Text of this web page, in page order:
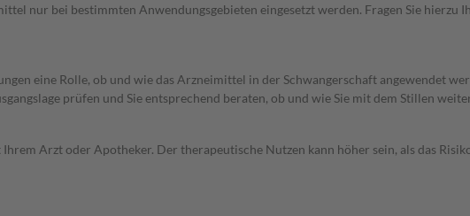
nur bei bestimmten Anwendungsgebieten eingesetzt werden. Fragen Sie hierzu
eine Rolle, ob und wie das Arzneimittel in der Schwangerschaft angewendet
prüfen und Sie entsprechend beraten, ob und wie Sie mit dem Stillen
Arzt oder Apotheker. Der therapeutische Nutzen kann höher sein, als das